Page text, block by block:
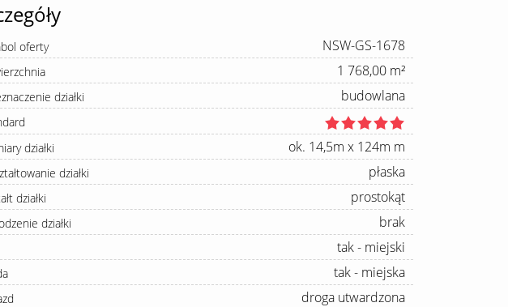
oferty NSW-GS-1678
1 768,00 m²
działki budowlana
działki
ok. 14,5m x 124m m
działki płaska
działki prostokąt
działki brak
tak - miejski
tak - miejska
droga utwardzona